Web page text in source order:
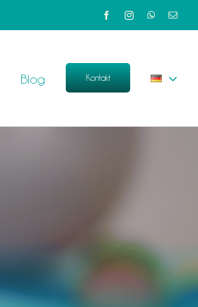
Blog Kontakt